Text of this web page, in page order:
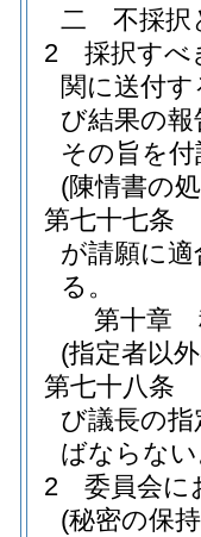
二
不採択
2
採択すべ
関に送付
び結果の
その旨を
(陳情書の
第七十七条
が請願に
る。
第十章
(指定者以
第七十八条
び議長の
ばならな
2
委員会に
(秘密の保